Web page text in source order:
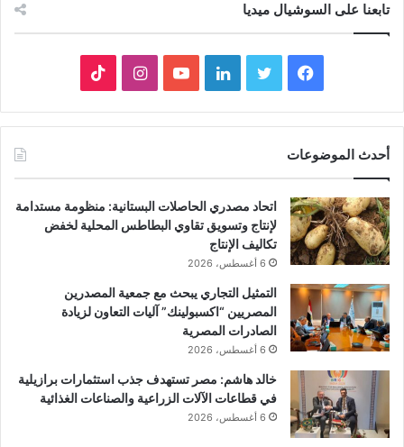
تابعنا على السوشيال ميديا
فيسبوك تويتر لينكدإنيوتيوبانستقرام
أحدث الموضوعات
اتحاد مصدري الحاصلات البستانية: منظومة مستدامة
لإنتاج وتسويق تقاوي البطاطس المحلية لخفض
تكاليف الإنتاج
6 أغسطس، 2026
التمثيل التجاري يبحث مع جمعية المصدرين
المصريين “اكسبولينك” آليات التعاون لزيادة
الصادرات المصرية
6 أغسطس، 2026
خالد هاشم: مصر تستهدف جذب استثمارات برازيلية
في قطاعات الآلات الزراعية والصناعات الغذائية
6 أغسطس، 2026